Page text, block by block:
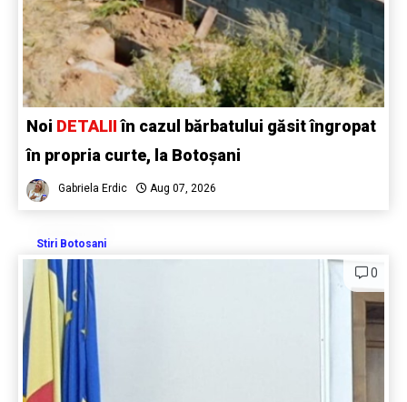
Noi DETALIIîn cazul bărbatului găsit îngropat
în propria curte, la Botoșani
Gabriela Erdic Aug 07, 2026
Stiri Botosani
0